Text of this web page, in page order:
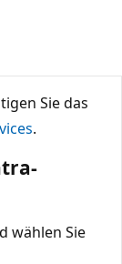
Sie das
.
wählen Sie